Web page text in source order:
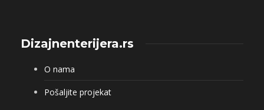
Dizajnenterijera.rs
O nama
Pošaljite projekat